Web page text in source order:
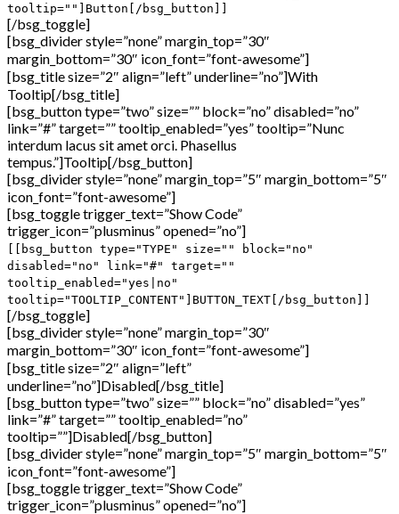
tooltip=""]Button[/bsg_button]]
[/bsg_toggle]
[bsg_divider style=”none” margin_top=”30″
margin_bottom=”30″ icon_font=”font-awesome”]
[bsg_title size=”2″ align=”left” underline=”no”]With
Tooltip[/bsg_title]
[bsg_button type=”two” size=”” block=”no” disabled=”no”
link=”#” target=”” tooltip_enabled=”yes” tooltip=”Nunc
interdum lacus sit amet orci. Phasellus
tempus.”]Tooltip[/bsg_button]
[bsg_divider style=”none” margin_top=”5″ margin_bottom=”5″
icon_font=”font-awesome”]
[bsg_toggle trigger_text=”Show Code”
trigger_icon=”plusminus” opened=”no”]
[[bsg_button type="TYPE" size="" block="no"
disabled="no" link="#" target=""
tooltip_enabled="yes|no"
tooltip="TOOLTIP_CONTENT"]BUTTON_TEXT[/bsg_button]]
[/bsg_toggle]
[bsg_divider style=”none” margin_top=”30″
margin_bottom=”30″ icon_font=”font-awesome”]
[bsg_title size=”2″ align=”left”
underline=”no”]Disabled[/bsg_title]
[bsg_button type=”two” size=”” block=”no” disabled=”yes”
link=”#” target=”” tooltip_enabled=”no”
tooltip=””]Disabled[/bsg_button]
[bsg_divider style=”none” margin_top=”5″ margin_bottom=”5″
icon_font=”font-awesome”]
[bsg_toggle trigger_text=”Show Code”
trigger_icon=”plusminus” opened=”no”]